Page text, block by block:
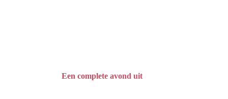
Een complete avond uit